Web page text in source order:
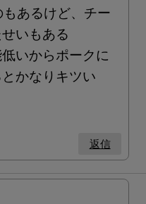
あるけど、チー
いもある
いからポークに
かなりキツい
返信